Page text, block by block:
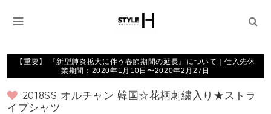
【重要】 『新型肺炎拡大に伴う春節期間の延長』について｜仕入先休
業期間：2020年1月10日〜2020年2月27日
2018SS オルチャン 韓国☆花柄刺繍入り★ストラ
イプシャツ